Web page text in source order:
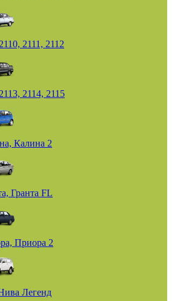
2111, 2112
2114, 2115
Калина 2
Гранта FL
Приора 2
Легенд